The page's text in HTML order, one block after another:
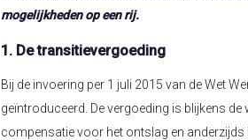
mogelijkheden op een rij.
1. De transitievergoeding
Bij de invoering per 1 juli 2015 van de Wet
geïntroduceerd. De vergoeding is blijkens
compensatie voor het ontslag en